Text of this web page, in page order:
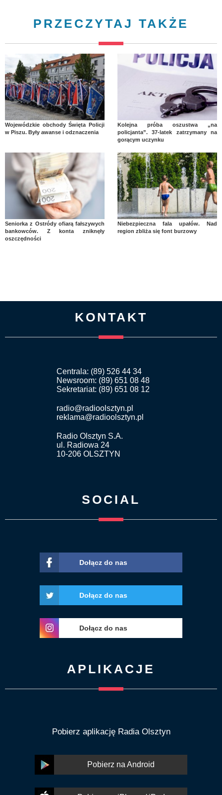
PRZECZYTAJ TAKŻE
Wojewódzkie obchody Święta Policji
w Piszu. Były awanse i odznaczenia
Kolejna próba oszustwa „na
policjanta”. 37-latek zatrzymany na
gorącym uczynku
Seniorka z Ostródy ofiarą fałszywych
bankowców. Z konta zniknęły
oszczędności
Niebezpieczna fala upałów. Nad
region zbliża się font burzowy
KONTAKT
Centrala: (89) 526 44 34
Newsroom: (89) 651 08 48
Sekretariat: (89) 651 08 12
radio@radioolsztyn.pl
reklama@radioolsztyn.pl
Radio Olsztyn S.A.
ul. Radiowa 24
10-206 OLSZTYN
SOCIAL
Dołącz do nas
Dołącz do nas
Dołącz do nas
APLIKACJE
Pobierz aplikację Radia Olsztyn
Pobierz na Android